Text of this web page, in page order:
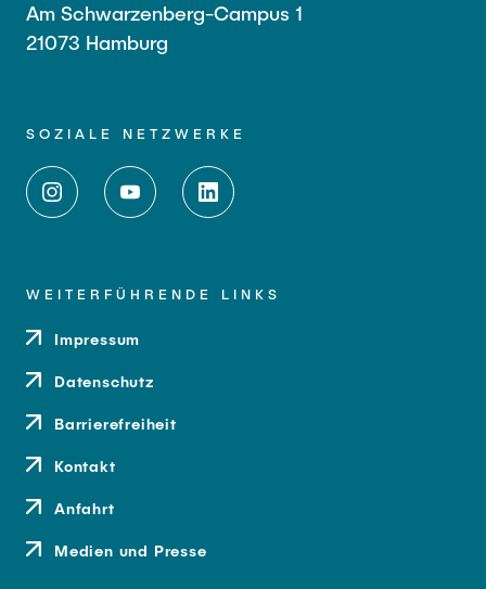
Am Schwarzenberg-Campus 1
21073 Hamburg
SOZIALE NETZWERKE
WEITERFÜHRENDE LINKS
Impressum
Datenschutz
Barrierefreiheit
Kontakt
Anfahrt
Medien und Presse